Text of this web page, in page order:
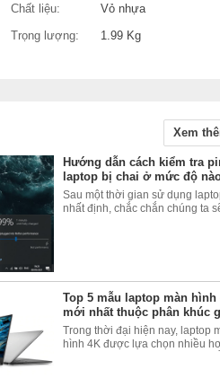
Chất liệu:
Vỏ nhựa
Trọng lượng:
1.99 Kg
Xem
Hướng dẫn cách kiểm tra
laptop bị chai ở mức độ
Sau một thời gian sử dụng
nhất định, chắc chắn chúng ta
Top 5 mẫu laptop màn hình
mới nhất thuộc phân khúc
rẻ
Trong thời đại hiện nay, laptop
hình 4K được lựa chọn nhiều